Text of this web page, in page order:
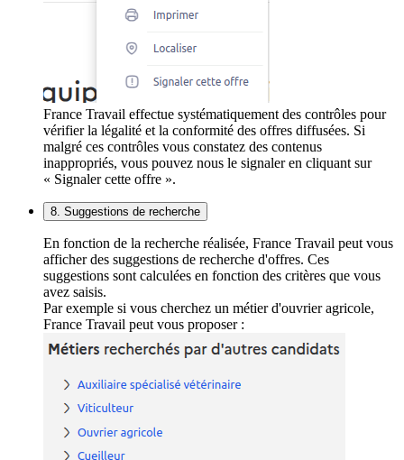
France Travail effectue systématiquement des contrôles pour
vérifier la légalité et la conformité des offres diffusées. Si
malgré ces contrôles vous constatez des contenus
inappropriés, vous pouvez nous le signaler en cliquant sur
« Signaler cette offre ».
8. Suggestions de recherche
En fonction de la recherche réalisée, France Travail peut vous
afficher des suggestions de recherche d'offres. Ces
suggestions sont calculées en fonction des critères que vous
avez saisis.
Par exemple si vous cherchez un métier d'ouvrier agricole,
France Travail peut vous proposer :